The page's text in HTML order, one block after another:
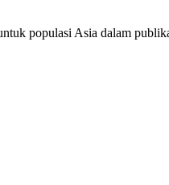
populasi Asia dalam